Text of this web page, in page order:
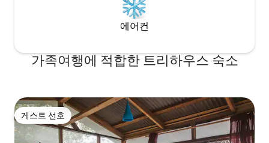
에어컨
가족여행에 적합한 트리하우스 숙소
게스트 선호
게스트 선호